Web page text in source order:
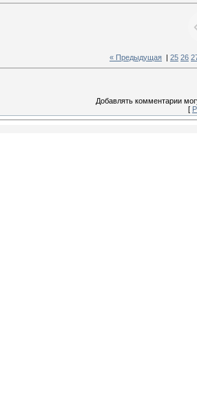
« Предыдущая 25 26
Добавлять комментарии
[